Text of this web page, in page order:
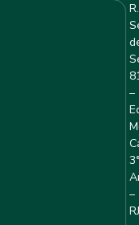
R.
–
–
RJ